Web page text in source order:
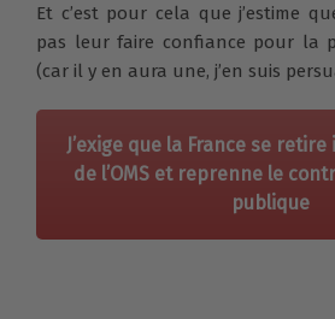
Et c’est pour cela que j’estime
pas leur faire confiance pour la
(car il y en aura une, j’en suis
J’exige que la France se
de l’OMS et reprenne le
publique